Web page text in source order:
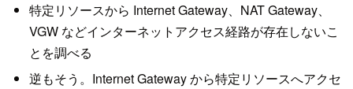
特定リソースから Internet Gateway、NAT Gateway、
VGW などインターネットアクセス経路が存在しないこ
とを調べる
逆もそう。Internet Gateway から特定リソースへアクセ